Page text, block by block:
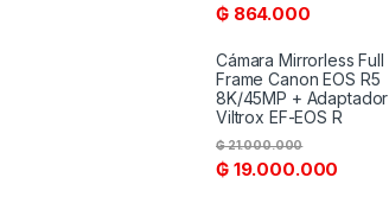
₲864.000
Cámara Mirrorless Full
Frame Canon EOS R5
8K/45MP + Adaptador
Viltrox EF-EOS R
₲19.000.000
₲21.000.000